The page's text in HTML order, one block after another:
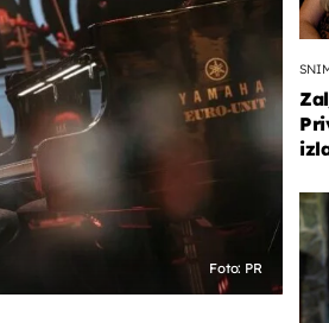
Foto: PR